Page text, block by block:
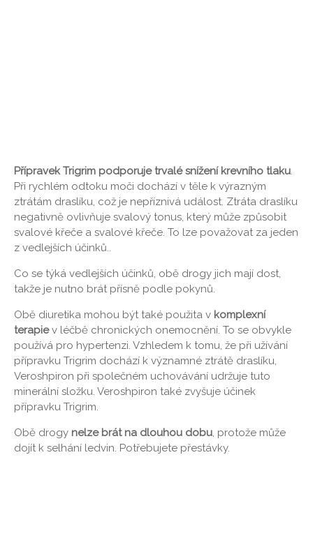
Přípravek Trigrim podporuje trvalé snížení krevního tlaku.
Při rychlém odtoku moči dochází v těle k výrazným
ztrátám draslíku, což je nepříznivá událost. Ztráta draslíku
negativně ovlivňuje svalový tonus, který může způsobit
svalové křeče a svalové křeče. To lze považovat za jeden
z vedlejších účinků..
Co se týká vedlejších účinků, obě drogy jich mají dost,
takže je nutno brát přísně podle pokynů.
Obě diuretika mohou být také použita v komplexní
terapiev léčbě chronických onemocnění. To se obvykle
používá pro hypertenzi. Vzhledem k tomu, že při užívání
přípravku Trigrim dochází k významné ztrátě draslíku,
Veroshpiron při společném uchovávání udržuje tuto
minerální složku. Veroshpiron také zvyšuje účinek
přípravku Trigrim.
Obě drogy nelze brát na dlouhou dobu, protože může
dojít k selhání ledvin. Potřebujete přestávky.